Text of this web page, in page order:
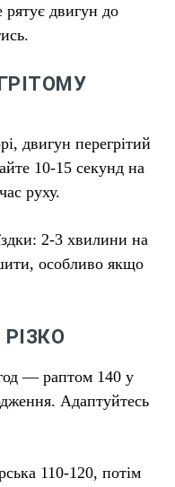
рятує двигун до
двигун перегрітий
10-15 секунд на
руху.
2-3 хвилини на
особливо якщо
— раптом 140 у
Адаптуйтесь
110-120, потім